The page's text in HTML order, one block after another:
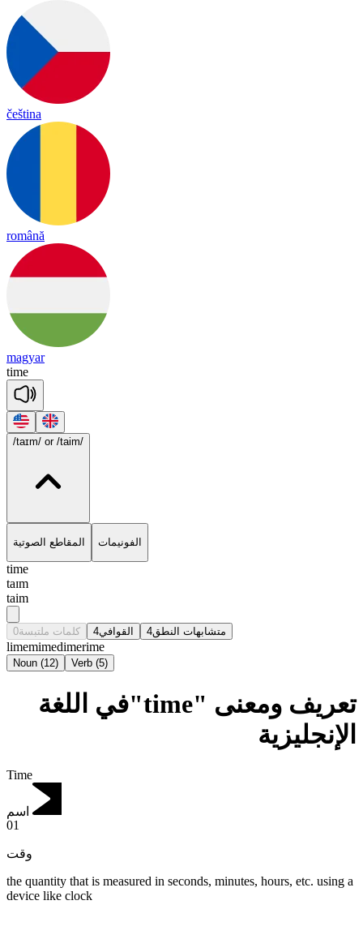
čeština
română
magyar
time
/taɪm/ or /taim/
المقاطع الصوتية الفونيمات
time
taɪm
taim
كلمات ملتبسة0 القوافي4 متشابهات النطق4
limemimedimerime
Noun (12) Verb (5)
تعريف ومعنى "time"في اللغة
الإنجليزية
Time
اسم
01
وقت
the quantity that is measured in seconds, minutes, hours, etc. using a
device like clock